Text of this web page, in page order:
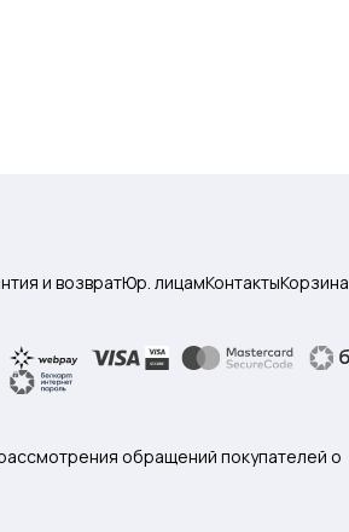
и возвратЮр. лицамКонтактыКорзина
обращений покупателей о